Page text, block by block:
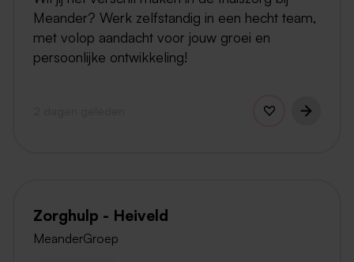
Meander? Werk zelfstandig in een hecht team,
met volop aandacht voor jouw groei en
persoonlijke ontwikkeling!
Zorghulp - Heiveld
MeanderGroep